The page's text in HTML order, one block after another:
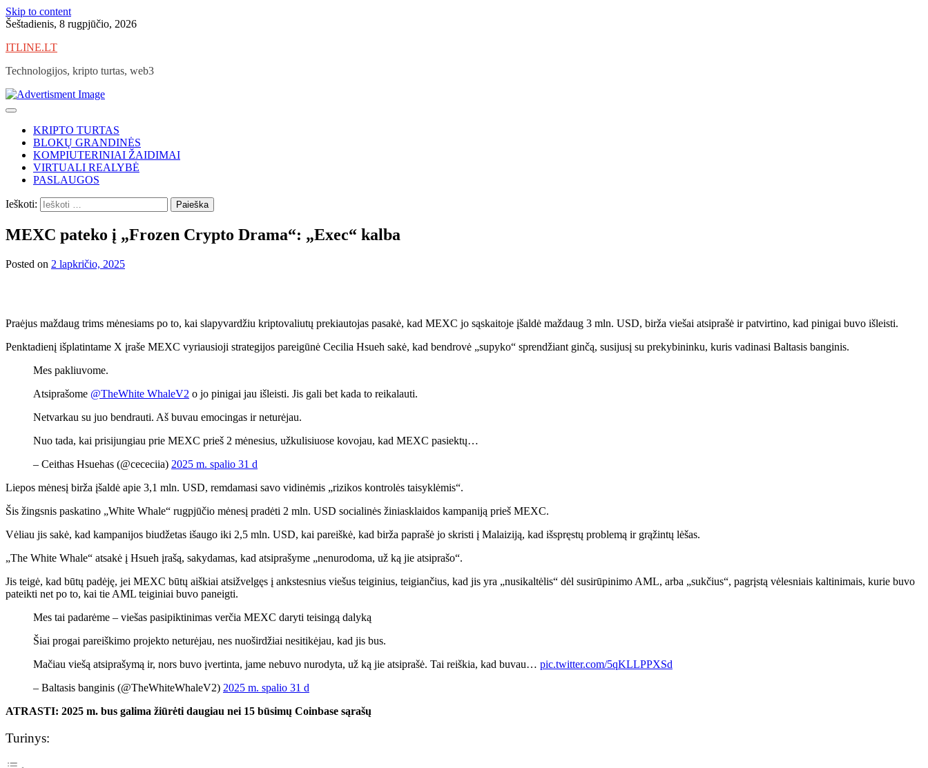
Skip to content
Šeštadienis, 8 rugpjūčio, 2026
ITLINE.LT
Technologijos, kripto turtas, web3
KRIPTO TURTAS
BLOKŲ GRANDINĖS
KOMPIUTERINIAI ŽAIDIMAI
VIRTUALI REALYBĖ
PASLAUGOS
Ieškoti:
MEXC pateko į „Frozen Crypto Drama“: „Exec“ kalba
Posted on 2 lapkričio, 2025
Praėjus maždaug trims mėnesiams po to, kai slapyvardžiu kriptovaliutų prekiautojas pasakė, kad MEXC jo sąskaitoje įšaldė maždaug 3 mln. USD, birža viešai atsiprašė ir patvirtino, kad pinigai buvo išleisti.
Penktadienį išplatintame X įraše MEXC vyriausioji strategijos pareigūnė Cecilia Hsueh sakė, kad bendrovė „supyko“ sprendžiant ginčą, susijusį su prekybininku, kuris vadinasi Baltasis banginis.
Mes pakliuvome.
Atsiprašome @TheWhite WhaleV2 o jo pinigai jau išleisti. Jis gali bet kada to reikalauti.
Netvarkau su juo bendrauti. Aš buvau emocingas ir neturėjau.
Nuo tada, kai prisijungiau prie MEXC prieš 2 mėnesius, užkulisiuose kovojau, kad MEXC pasiektų…
– Ceithas Hsuehas (@cececiia) 2025 m. spalio 31 d
Liepos mėnesį birža įšaldė apie 3,1 mln. USD, remdamasi savo vidinėmis „rizikos kontrolės taisyklėmis“.
Šis žingsnis paskatino „White Whale“ rugpjūčio mėnesį pradėti 2 mln. USD socialinės žiniasklaidos kampaniją prieš MEXC.
Vėliau jis sakė, kad kampanijos biudžetas išaugo iki 2,5 mln. USD, kai pareiškė, kad birža paprašė jo skristi į Malaiziją, kad išspręstų problemą ir grąžintų lėšas.
„The White Whale“ atsakė į Hsueh įrašą, sakydamas, kad atsiprašyme „nenurodoma, už ką jie atsiprašo“.
Jis teigė, kad būtų padėję, jei MEXC būtų aiškiai atsižvelgęs į ankstesnius viešus teiginius, teigiančius, kad jis yra „nusikaltėlis“ dėl susirūpinimo AML, arba „sukčius“, pagrįstą vėlesniais kaltinimais, kurie buvo
pateikti net po to, kai tie AML teiginiai buvo paneigti.
Mes tai padarėme – viešas pasipiktinimas verčia MEXC daryti teisingą dalyką
Šiai progai pareiškimo projekto neturėjau, nes nuoširdžiai nesitikėjau, kad jis bus.
Mačiau viešą atsiprašymą ir, nors buvo įvertinta, jame nebuvo nurodyta, už ką jie atsiprašė. Tai reiškia, kad buvau… pic.twitter.com/5qKLLPPXSd
– Baltasis banginis (@TheWhiteWhaleV2) 2025 m. spalio 31 d
ATRASTI: 2025 m. bus galima žiūrėti daugiau nei 15 būsimų Coinbase sąrašų
Turinys: